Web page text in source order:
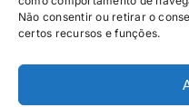
Não consentir ou retirar o
certos recursos e funções.